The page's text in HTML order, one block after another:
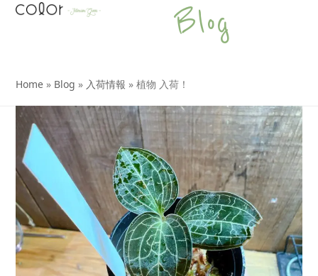
SkipOpen
Close
Blog
Home » Blog » 入荷情報 »植物 入荷！